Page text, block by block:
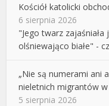
Kościół katolicki
6 sierpnia 2026
"Jego twarz zajaśniała
olśniewająco białe" -
„Nie są numerami ani
nieletnich migrantów w
5 sierpnia 2026